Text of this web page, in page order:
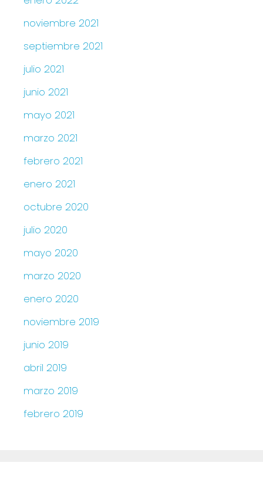
noviembre 2021
septiembre 2021
julio 2021
junio 2021
mayo 2021
marzo 2021
febrero 2021
enero 2021
octubre 2020
julio 2020
mayo 2020
marzo 2020
enero 2020
noviembre 2019
junio 2019
abril 2019
marzo 2019
febrero 2019